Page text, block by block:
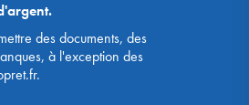
des documents, des
à l'exception des